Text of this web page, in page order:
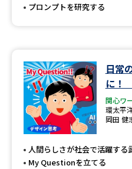
学問のミニ講義「夢ナビ講義」
学問の教科書
ユーザー
Ｑ＆Ａ よくあるご質問
プロンプトを研究する
日常
に！
関心ワ
環太平
岡田 健
人間らしさが社会で活躍する
My Questionを立てる